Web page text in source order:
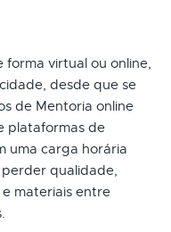
virtual ou online,
desde que se
de Mentoria online
plataformas de
uma carga horária
perder qualidade,
materiais entre